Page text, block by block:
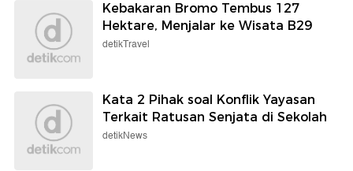
Kebakaran Bromo Tembus 127
Hektare, Menjalar ke Wisata B29
detikTravel
Kata 2 Pihak soal Konflik Yayasan
Terkait Ratusan Senjata di Sekolah
detikNews